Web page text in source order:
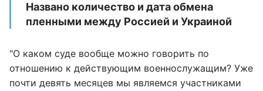
Названо количество и дата обмена
пленными между Россией и Украиной
"О каком суде вообще можно говорить по
отношению к действующим военнослужащим? Уже
почти девять месяцев мы являемся участниками